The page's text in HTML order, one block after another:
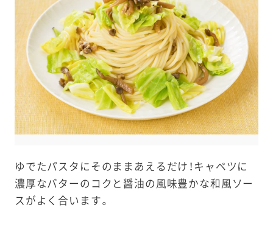
a
r
c
h
ゆでたパスタにそのままあえるだけ！キャベツに
濃厚なバターのコクと醤油の風味豊かな和風ソー
スがよく合います。